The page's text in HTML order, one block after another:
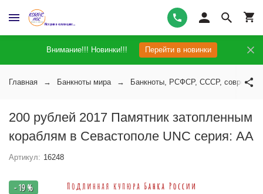
Внимание!!! Новинки!!! Перейти в новинки
Главная Банкноты мира Банкноты, РСФСР, СССР,
200 рублей 2017 Памятник затопленным
кораблям в Севастополе UNC серия: АА
Артикул: 16248
- 19 %